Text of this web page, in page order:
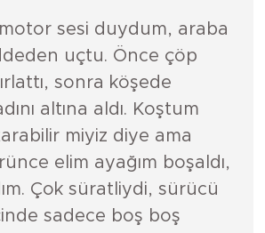
sesi duydum, araba
uçtu. Önce çöp
sonra köşede
altına aldı. Koştum
miyiz diye ama
elim ayağım boşaldı,
Çok süratliydi, sürücü
sadece boş boş